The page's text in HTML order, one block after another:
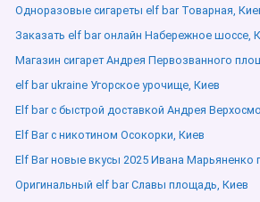
Одноразовые сигареты elf bar Товарная,
Заказать elf bar онлайн Набережное шоссе,
Магазин сигарет Андрея Первозванного
elf bar ukraine Угорское урочище, Киев
Elf bar с быстрой доставкой Андрея
Elf Bar с никотином Осокорки, Киев
Elf Bar новые вкусы 2025 Ивана Марьяненко
Оригинальный elf bar Славы площадь, Киев